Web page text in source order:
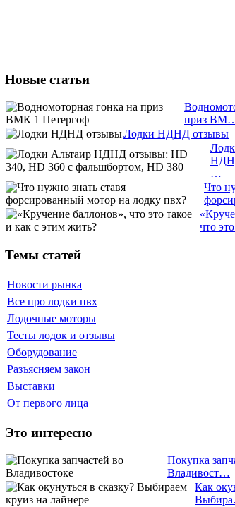
Новые статьи
приз
Лодки НДНД отзывы
…
Что
что
Темы статей
Новости рынка
Все про лодки пвх
Лодочные моторы
Тесты лодок и отзывы
Оборудование
Разъясняем закон
Выставки
От первого лица
Это интересно
Покупка
Владивост…
Как